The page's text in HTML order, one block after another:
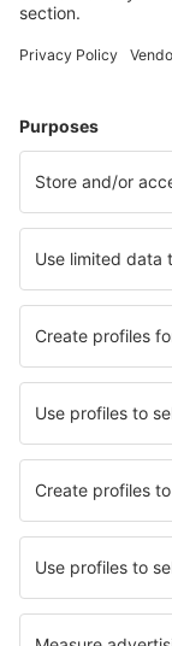
Hotels in
Hotels in Zingst
Hotels in
Hotels in Laboe
Die besten Hotels
Hotels in Skjåk
Hotels in Sineu
Hotels in Mogyorod